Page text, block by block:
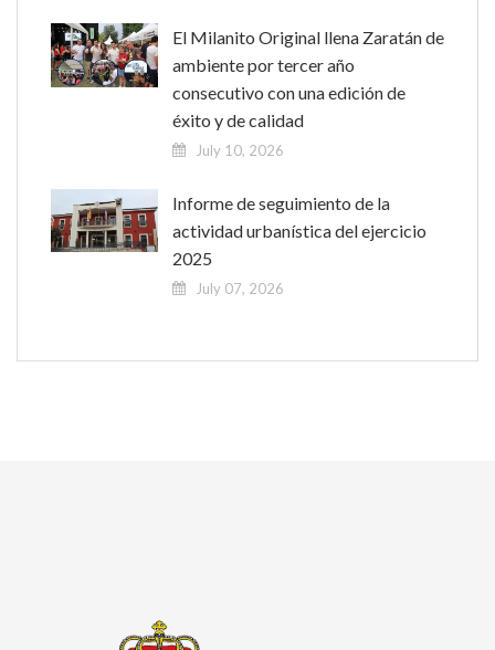
El Milanito Original llena Zaratán de
ambiente por tercer año
consecutivo con una edición de
éxito y de calidad
July 10, 2026
Informe de seguimiento de la
actividad urbanística del ejercicio
2025
July 07, 2026